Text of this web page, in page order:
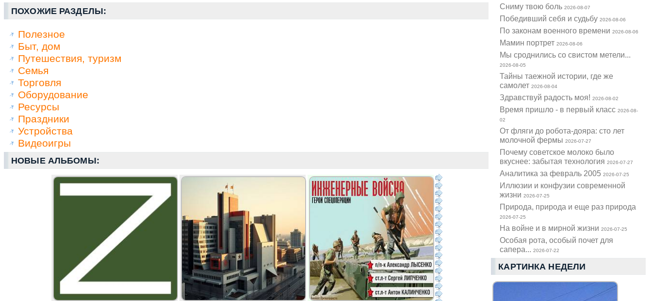
Cниму твою боль2026-08-07
Победивший себя и судьбу2026-08-06
По законам военного времени2026-08-06
Мамин портрет2026-08-06
Мы сроднились со свистом метели...
2026-08-05
Тайны таежной истории, где же
самолет2026-08-04
Здравствуй радость моя!2026-08-02
Время пришло - в первый класс2026-08-
02
От фляги до робота-дояра: сто лет
молочной фермы2026-07-27
Почему советское молоко было
вкуснее: забытая технология2026-07-27
Аналитика за февраль 20052026-07-25
Иллюзии и конфузии современной
жизни2026-07-25
Природа, природа и еще раз природа
2026-07-25
На войне и в мирной жизни2026-07-25
Особая рота, особый почет для
сапера...2026-07-22
КАРТИНКА НЕДЕЛИ
ПОХОЖИЕ РАЗДЕЛЫ:
Полезное
Быт, дом
Путешествия, туризм
Семья
Торговля
Оборудование
Ресурсы
Праздники
Устройства
Видеоигры
НОВЫЕ АЛЬБОМЫ: